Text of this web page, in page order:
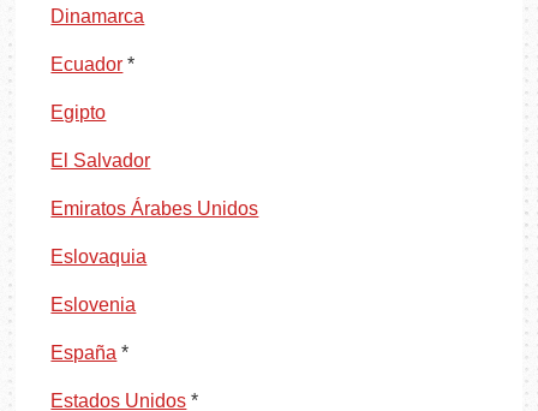
Dinamarca
Ecuador *
Egipto
El Salvador
Emiratos Árabes Unidos
Eslovaquia
Eslovenia
España *
Estados Unidos *